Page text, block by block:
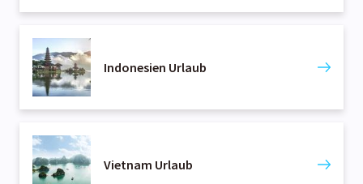
Indonesien Urlaub
Vietnam Urlaub